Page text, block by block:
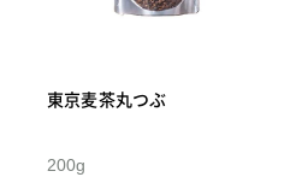
東京麦茶丸つぶ
200g